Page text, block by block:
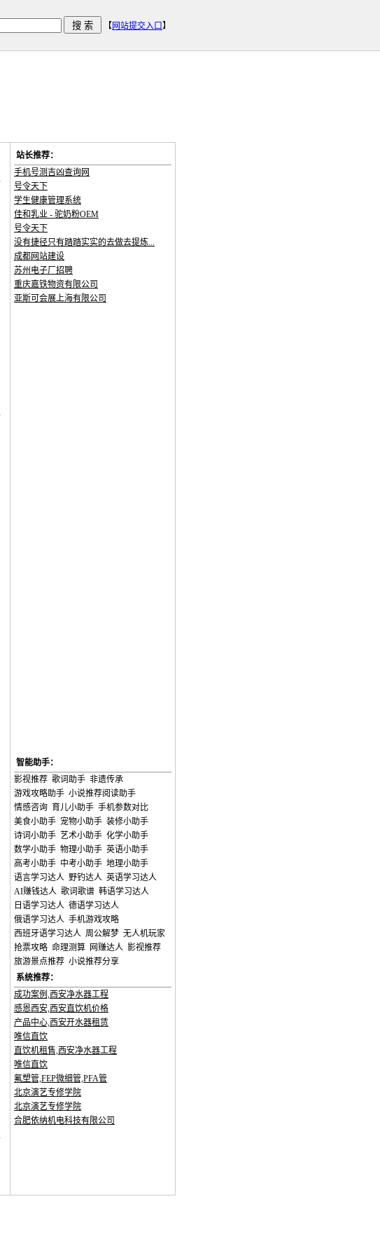
【网站提交入口】
站长推荐：
手机号测吉凶查询网
号令天下
学生健康管理系统
佳和乳业 - 驼奶粉OEM
号令天下
没有捷径只有踏踏实实的去做去提炼...
成都网站建设
苏州电子厂招聘
重庆嘉铁物资有限公司
亚斯可会展上海有限公司
智能助手：
影视推荐 歌词助手 非遗传承
游戏攻略助手 小说推荐阅读助手
情感咨询 育儿小助手 手机参数对比
美食小助手 宠物小助手 装修小助手
诗词小助手 艺术小助手 化学小助手
数学小助手 物理小助手 英语小助手
高考小助手 中考小助手 地理小助手
语言学习达人 野钓达人 英语学习达人
AI赚钱达人 歌词歌谱 韩语学习达人
日语学习达人 德语学习达人
俄语学习达人 手机游戏攻略
西班牙语学习达人 周公解梦 无人机玩家
抢票攻略 命理测算 网赚达人 影视推荐
旅游景点推荐 小说推荐分享
系统推荐：
成功案例,西安净水器工程
感恩西安,西安直饮机价格
产品中心,西安开水器租赁
唯信直饮
直饮机租售,西安净水器工程
唯信直饮
氟塑管,FEP微细管,PFA管
北京演艺专修学院
北京演艺专修学院
合肥依纳机电科技有限公司